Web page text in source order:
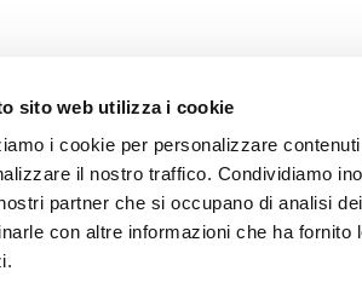
sito web utilizza i cookie
i cookie per personalizzare
il nostro traffico. Condividiamo
partner che si occupano di analisi
con altre informazioni che ha